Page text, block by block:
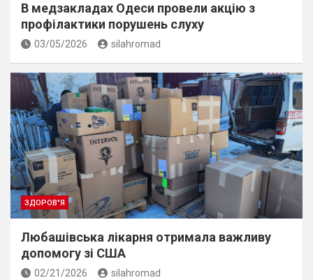
В медзакладах Одеси провели акцію з
профілактики порушень слуху
03/05/2026 silahromad
ЗДОРОВ"Я
Любашівська лікарня отримала важливу
допомогу зі США
02/21/2026 silahromad